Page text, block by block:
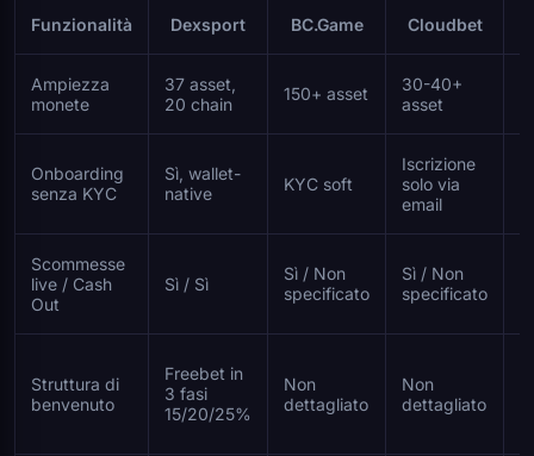
Funzionalità Dexsport BC.Game Cloudbet
Ampiezza
monete
37 asset,
20 chain
150+ asset
30-40+
asset
Onboarding
senza KYC
Sì, wallet-
native
KYC soft
Iscrizione
solo via
email
Scommesse
live / Cash
Out
Sì / Sì
Sì / Non
specificato
Sì / Non
specificato
Struttura di
benvenuto
Freebet in
3 fasi
15/20/25%
Non
dettagliato
Non
dettagliato